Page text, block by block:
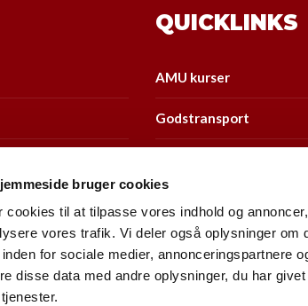
bruger cookies
cookies til at tilpasse vores indhold og
vores trafik. Vi deler også oplysninger om
for sociale medier, annonceringspartnere
disse data med andre oplysninger, du har
QUICKLINKS
AMU kurser
Godstransport
Flextrafik
Om os